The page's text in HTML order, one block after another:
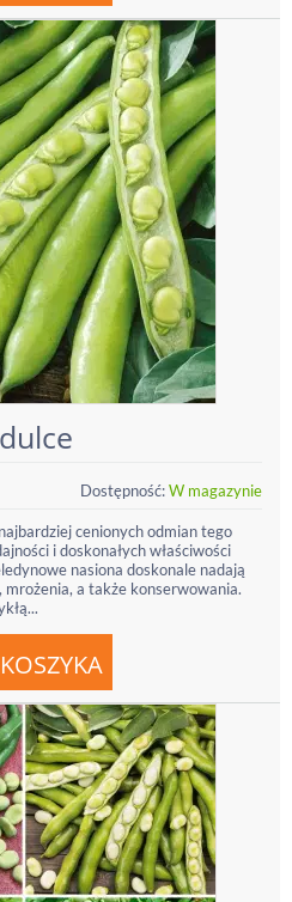
Dostępność:W magazynie
cenionych odmian tego
i doskonałych właściwości
nasiona doskonale nadają
mrożenia, a także konserwowania.